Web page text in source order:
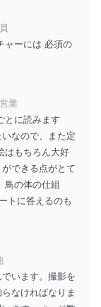
ファイルを
スワードを
改善
の機会を通
継続的に改
ジメントシ
下までご連
い合わせ
ャーには 必須の
業
とに読みます
なので、また定
はもちろん大好
できる点がとて
鳥の体の仕組
トに答えるのも
います。撮影を
なければなりま